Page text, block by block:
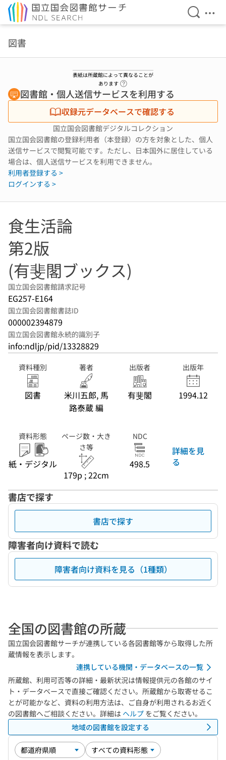
検索を
メ
図書
表紙は所蔵館によって異なることが
あります
図書館・個人送信サービスを利用する
収録元データベースで確認する
国立国会図書館デジタルコレクション
国立国会図書館の登録利用者（本登録）の方を対象とした、個人
送信サービスで閲覧可能です。ただし、日本国外に居住している
場合は、個人送信サービスを利用できません。
利用者登録する >
ログインする >
食生活論
第2版
(有斐閣ブックス)
国立国会図書館請求記号
EG257-E164
国立国会図書館書誌ID
000002394879
国立国会図書館永続的識別子
info:ndljp/pid/13328829
資料種別
図書
著者
米川五郎, 馬
路泰蔵 編
出版者
有斐閣
出版年
1994.12
資料形態
紙・デジタル
ページ数・大き
さ等
179p ; 22cm
NDC
498.5
詳細を見
る
書店で探す
書店で探す
障害者向け資料で読む
障害者向け資料を見る（1種類）
全国の図書館の所蔵
国立国会図書館サーチが連携している各図書館等から取得した所
蔵情報を表示します。
連携している機関・データベースの一覧
所蔵館、利用可否等の詳細・最新状況は情報提供元の各館のサイ
ト・データベースで直接ご確認ください。所蔵館から取寄せるこ
とが可能かなど、資料の利用方法は、ご自身が利用されるお近く
の図書館へご相談ください。詳細は ヘルプ をご覧ください。
地域の図書館を設定する